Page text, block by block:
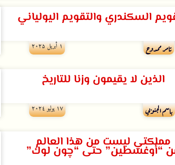
السكندري والتقويم اليولياني
تامر ممدوح ۱ أبريل ۲۰۲۵
الذين لا يقيمون وزنا للتاريخ
باسم الجنوبي ۱۷ يوليو ۲۰۲٤
مملكتي ليست من هذا العالم
“أوغسطين” حتى “چون لوك”